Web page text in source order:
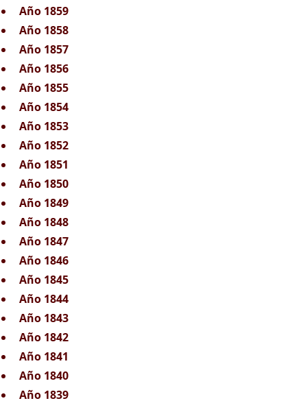
Año 1859
Año 1858
Año 1857
Año 1856
Año 1855
Año 1854
Año 1853
Año 1852
Año 1851
Año 1850
Año 1849
Año 1848
Año 1847
Año 1846
Año 1845
Año 1844
Año 1843
Año 1842
Año 1841
Año 1840
Año 1839